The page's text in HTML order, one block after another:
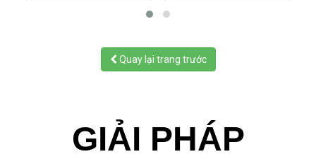
Quay lại trang trước
GIẢI PHÁP